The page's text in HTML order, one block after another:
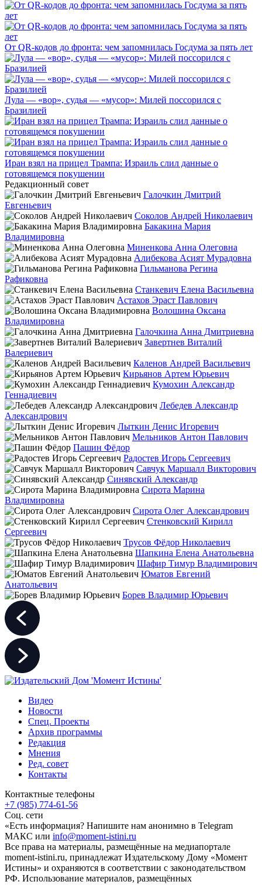
От QR-кодов до фронта: чем запомнилась Госдума за пять лет
Лула — «вор», судья — «мусор»: Милей поссорился с
Бразилией
Иран взял на прицел Трампа: Израиль слил данные о
готовящемся покушении
Редакционный совет
Галочкин Дмитрий
Евгеньевич
Соколов Андрей Николаевич
Бакакина Мария
Владимировна
Миненкова Анна Олеговна
Алибекова Асият Мурадовна
Гильманова Регина
Рафиковна
Станкевич Елена Васильевна
Астахов Эраст Павлович
Волошина Оксана
Владимировна
Галочкина Анна Дмитриевна
Завертнев Виталий
Валериевич
Каленов Андрей Васильевич
Кирьянов Артем Юрьевич
Кумохин Александр
Геннадиевич
Лебедев Александр
Александрович
Лыткин Денис Игоревич
Мельников Антон Павлович
Пашин Фёдор
Радостев Игорь Сергеевич
Савчук Маршалл Викторович
Синявский Александр
Сирота Марина
Владимировна
Сирота Олег Александрович
Стенковский Кирилл
Сергеевич
Трусов Фёдор Николаевич
Шапкина Елена Анатольевна
Шафир Тимур Владимирович
Юматов Евгений
Анатольевич
Борев Владимир Юрьевич
Видео
Новости
Спец. Проекты
Архив программы
Редакция
Мнения
Ред. совет
Контакты
Контактные телефоны
+7 (985) 774-61-56
Соц. сети
«Есть информация? Напишите нам анонимно в Telegram
МАКС или info@moment-istini.ru
Все права на материалы, размещённые на медиапортале
moment-istini.ru, принадлежат Издательскому Дому «Момент
Истины» и охраняются в соответствии с законодательством
РФ. Использование материалов, размещённых